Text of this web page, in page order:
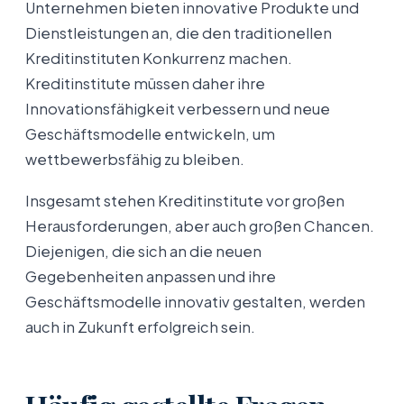
Unternehmen bieten innovative Produkte und
Dienstleistungen an, die den traditionellen
Kreditinstituten Konkurrenz machen.
Kreditinstitute müssen daher ihre
Innovationsfähigkeit verbessern und neue
Geschäftsmodelle entwickeln, um
wettbewerbsfähig zu bleiben.
Insgesamt stehen Kreditinstitute vor großen
Herausforderungen, aber auch großen Chancen.
Diejenigen, die sich an die neuen
Gegebenheiten anpassen und ihre
Geschäftsmodelle innovativ gestalten, werden
auch in Zukunft erfolgreich sein.